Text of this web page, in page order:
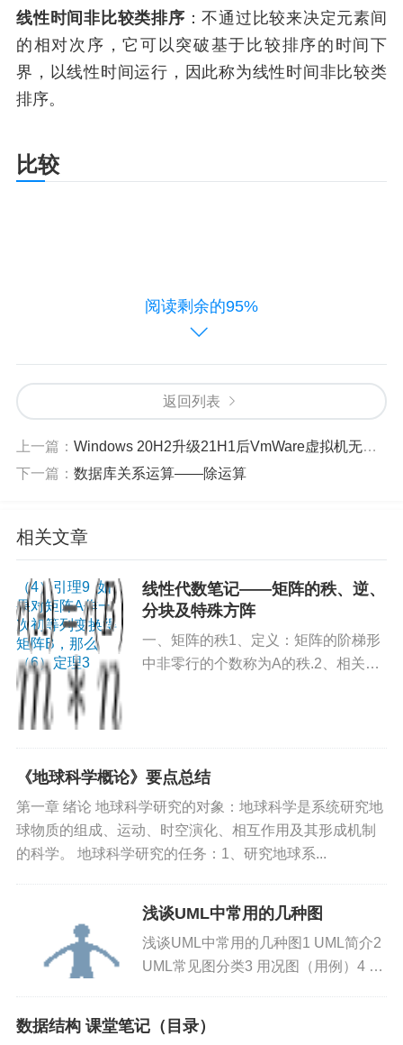
线性时间非比较类排序 ：不通过比较来决定元素间
的相对次序，它可以突破基于比较排序的时间下
界，以线性时间运行，因此称为线性时间非比较类
排序。
比较
阅读剩余的95%
返回列表
上一篇： Windows 20H2升级21H1后VmWare虚拟机无法启动的解决方案
下一篇： 数据库关系运算——除运算
相关文章
（4）引理9 如
果对矩阵A作一
次初等列变换得
矩阵B，那么
（5）定理2 如
果矩阵A与B是等
价的，则
（6）定理3
线性代数笔记——矩阵的秩、逆、
分块及特殊方阵
一、矩阵的秩1、定义：矩阵的阶梯形
中非零行的个数称为A的秩.2、相关结
《地球科学概论》要点总结
第一章 绪论 地球科学研究的对象：地球科学是系统研究地
球物质的组成、运动、时空演化、相互作用及其形成机制
的科学。 地球科学研究的任务：1、研究地球系...
浅谈UML中常用的几种图
浅谈UML中常用的几种图1 UML简介2
UML常见图分类3 用况图（用例）4 类
Diagram/communi...
数据结构 课堂笔记（目录）